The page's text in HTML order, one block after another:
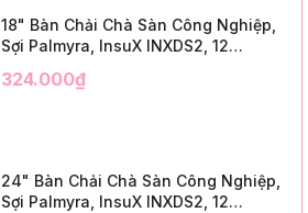
18" Bàn Chải Chà Sàn Công Nghiệp,
Sợi Palmyra, InsuX INXDS2, 12
Trim)
324.000₫
24" Bàn Chải Chà Sàn Công Nghiệp,
Sợi Palmyra, InsuX INXDS2, 12